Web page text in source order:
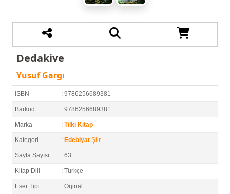
Dedakive
Yusuf Gargı
ISBN : 9786256689381
Barkod : 9786256689381
Marka : Tilki Kitap
Kategori : Edebiyat Şiir
Sayfa Sayısı : 63
Kitap Dili : Türkçe
Eser Tipi : Orjinal